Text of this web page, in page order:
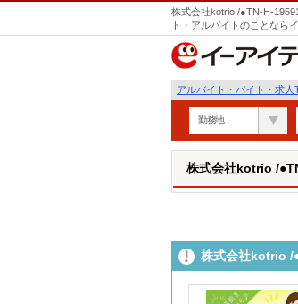
株式会社kotrio /●TN-H-
ト・アルバイトのことなら
アルバイト・バイト・求人
勤務地
株式会社kotrio /
株式会社kotrio /